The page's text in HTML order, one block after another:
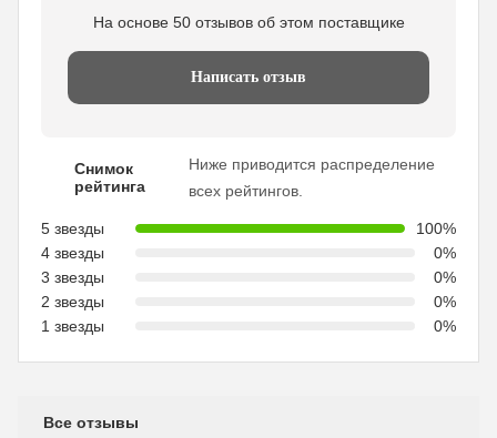
На основе 50 отзывов об этом поставщике
Написать отзыв
Снимок
рейтинга
Ниже приводится распределение
всех рейтингов.
5 звезды
100%
4 звезды
0%
3 звезды
0%
2 звезды
0%
1 звезды
0%
Все отзывы